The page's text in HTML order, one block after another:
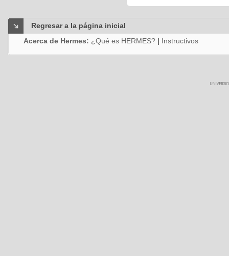
Regresar a la página inicial
Acerca de Hermes: ¿Qué es HERMES? | Instructivos